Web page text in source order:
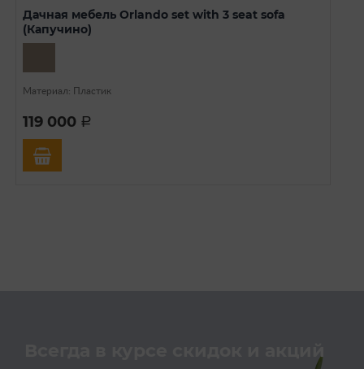
Дачная мебель Orlando set with 3 seat sofa
(Капучино)
Материал: Пластик
119 000 a
Всегда в курсе скидок и акций